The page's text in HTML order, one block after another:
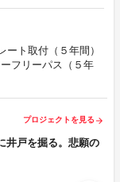
ト取付（５年間）
フリーパス（５年
プロジェクトを見る arrow_forward
井戸を掘る。悲願の